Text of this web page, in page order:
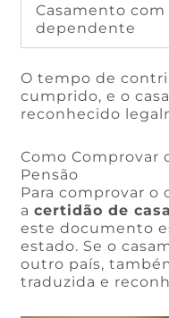
Casamento com
dependente
O tempo de
cumprido, e o
reconhecido
Como Comprovar
Pensão
Para comprovar o
acertidão de
este documento
estado. Se o
outro país,
traduzida e